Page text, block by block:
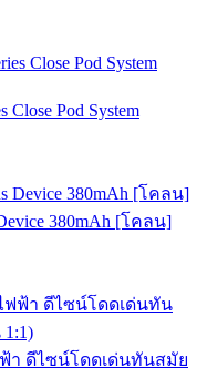
Pod System
380mAh [โคลน]
ฟ้า ดีไซน์โดดเด่นทันสมัย